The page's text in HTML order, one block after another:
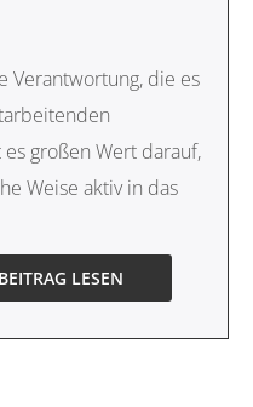
Verantwortung, die es
großen Wert darauf,
Weise aktiv in das
LESEN